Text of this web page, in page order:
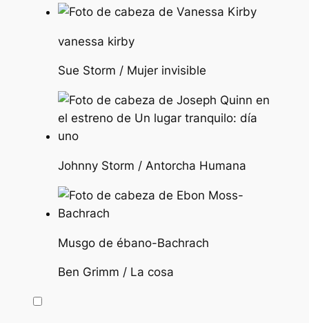
vanessa kirby
Sue Storm / Mujer invisible
Johnny Storm / Antorcha Humana
Musgo de ébano-Bachrach
Ben Grimm / La cosa